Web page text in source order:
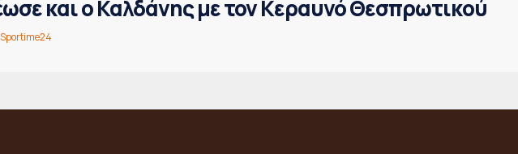
και ο Καλδάνης με τον Κεραυνό Θεσπρωτικού
Sportime24